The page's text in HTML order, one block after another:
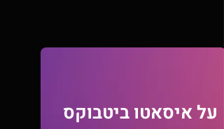
על איסאטו ביטבוקס